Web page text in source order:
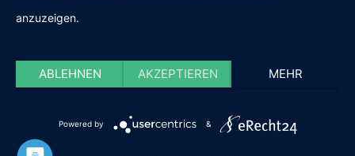
anzuzeigen.
ABLEHNEN AKZEPTIEREN MEHR
Powered by &